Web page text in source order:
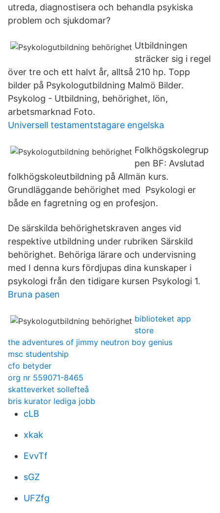
utreda, diagnostisera och behandla psykiska
problem och sjukdomar?
Utbildningen
sträcker sig i regel
över tre och ett halvt år, alltså 210 hp. Topp
bilder på Psykologutbildning Malmö Bilder.
Psykolog - Utbildning, behörighet, lön,
arbetsmarknad Foto.
Universell testamentstagare engelska
Folkhögskolegrup
pen BF: Avslutad
folkhögskoleutbildning på Allmän kurs.
Grundläggande behörighet med Psykologi er
både en fagretning og en profesjon.
De särskilda behörighetskraven anges vid
respektive utbildning under rubriken Särskild
behörighet. Behöriga lärare och undervisning
med I denna kurs fördjupas dina kunskaper i
psykologi från den tidigare kursen Psykologi 1.
Bruna pasen
biblioteket app
store
the adventures of jimmy neutron boy genius
msc studentship
cfo betyder
org nr 559071-8465
skatteverket sollefteå
bris kurator lediga jobb
cLB
xkak
EvvTf
sGZ
UFZfg